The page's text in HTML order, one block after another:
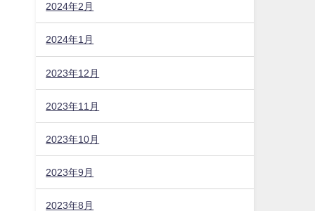
2024年2月
2024年1月
2023年12月
2023年11月
2023年10月
2023年9月
2023年8月